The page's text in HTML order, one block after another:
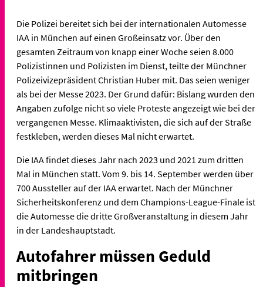
Die Polizei bereitet sich bei der internationalen Automesse
IAA in München auf einen Großeinsatz vor. Über den
gesamten Zeitraum von knapp einer Woche seien 8.000
Polizistinnen und Polizisten im Dienst, teilte der Münchner
Polizeivizepräsident Christian Huber mit. Das seien weniger
als bei der Messe 2023. Der Grund dafür: Bislang wurden den
Angaben zufolge nicht so viele Proteste angezeigt wie bei der
vergangenen Messe. Klimaaktivisten, die sich auf der Straße
festkleben, werden dieses Mal nicht erwartet.
Die IAA findet dieses Jahr nach 2023 und 2021 zum dritten
Mal in München statt. Vom 9. bis 14. September werden über
700 Aussteller auf der IAA erwartet. Nach der Münchner
Sicherheitskonferenz und dem Champions-League-Finale ist
die Automesse die dritte Großveranstaltung in diesem Jahr
in der Landeshauptstadt.
Autofahrer müssen Geduld
mitbringen